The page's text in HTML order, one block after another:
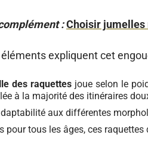
:Choisir jumelles
expliquent cet
des raquettes joue selon le
à la majorité des itinéraires
aux différentes
pour tous les âges, ces